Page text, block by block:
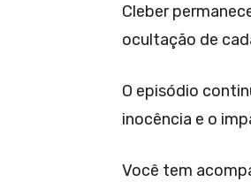
Cleber
ocultação de
O episódio
inocência e o
Você tem